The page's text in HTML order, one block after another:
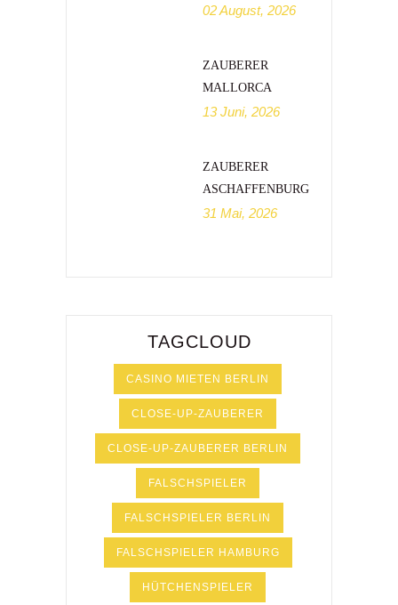
02 August, 2026
ZAUBERER
MALLORCA
13 Juni, 2026
ZAUBERER
ASCHAFFENBURG
31 Mai, 2026
TAGCLOUD
CASINO MIETEN BERLIN
CLOSE-UP-ZAUBERER
CLOSE-UP-ZAUBERER BERLIN
FALSCHSPIELER
FALSCHSPIELER BERLIN
FALSCHSPIELER HAMBURG
HÜTCHENSPIELER